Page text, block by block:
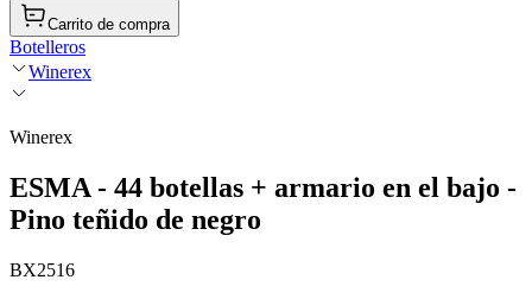
Carrito de compra
Botelleros
Winerex
Winerex
ESMA - 44 botellas + armario en el bajo -
Pino teñido de negro
BX2516